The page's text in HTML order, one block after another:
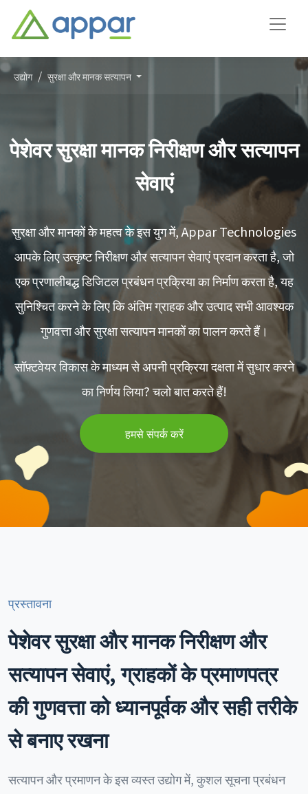
उद्योग सुरक्षा और मानक सत्यापन
पेशेवर सुरक्षा मानक निरीक्षण और सत्यापन
सेवाएं
सुरक्षा और मानकों के महत्व के इस युग में, Appar Technologies
आपके लिए उत्कृष्ट निरीक्षण और सत्यापन सेवाएं प्रदान करता है, जो
एक प्रणालीबद्ध डिजिटल प्रबंधन प्रक्रिया का निर्माण करता है, यह
सुनिश्चित करने के लिए कि अंतिम ग्राहक और उत्पाद सभी आवश्यक
गुणवत्ता और सुरक्षा सत्यापन मानकों का पालन करते हैं।
सॉफ़्टवेयर विकास के माध्यम से अपनी प्रक्रिया दक्षता में सुधार करने
का निर्णय लिया? चलो बात करते हैं!
हमसे संपर्क करें
प्रस्तावना
पेशेवर सुरक्षा और मानक निरीक्षण और
सत्यापन सेवाएं, ग्राहकों के प्रमाणपत्र
की गुणवत्ता को ध्यानपूर्वक और सही तरीके
से बनाए रखना
सत्यापन और प्रमाणन के इस व्यस्त उद्योग में, कुशल सूचना प्रबंधन